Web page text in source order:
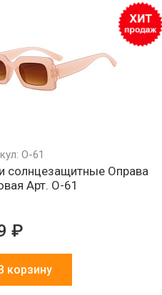
Обмен брака
О-61
солнцезащитные Оправа
Арт. О-61
₽
корзину